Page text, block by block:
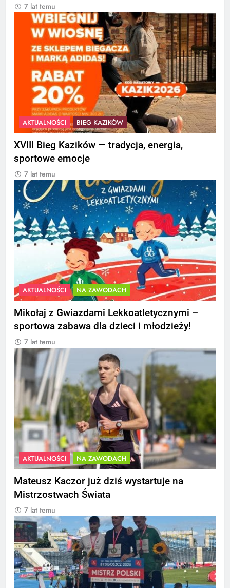
7 lat temu
AKTUALNOŚCI BIEG KAZIKÓW
XVIII Bieg Kazików — tradycja, energia,
sportowe emocje
7 lat temu
AKTUALNOŚCI NA ZAWODACH
Mikołaj z Gwiazdami Lekkoatletycznymi –
sportowa zabawa dla dzieci i młodzieży!
7 lat temu
AKTUALNOŚCI NA ZAWODACH
Mateusz Kaczor już dziś wystartuje na
Mistrzostwach Świata
7 lat temu